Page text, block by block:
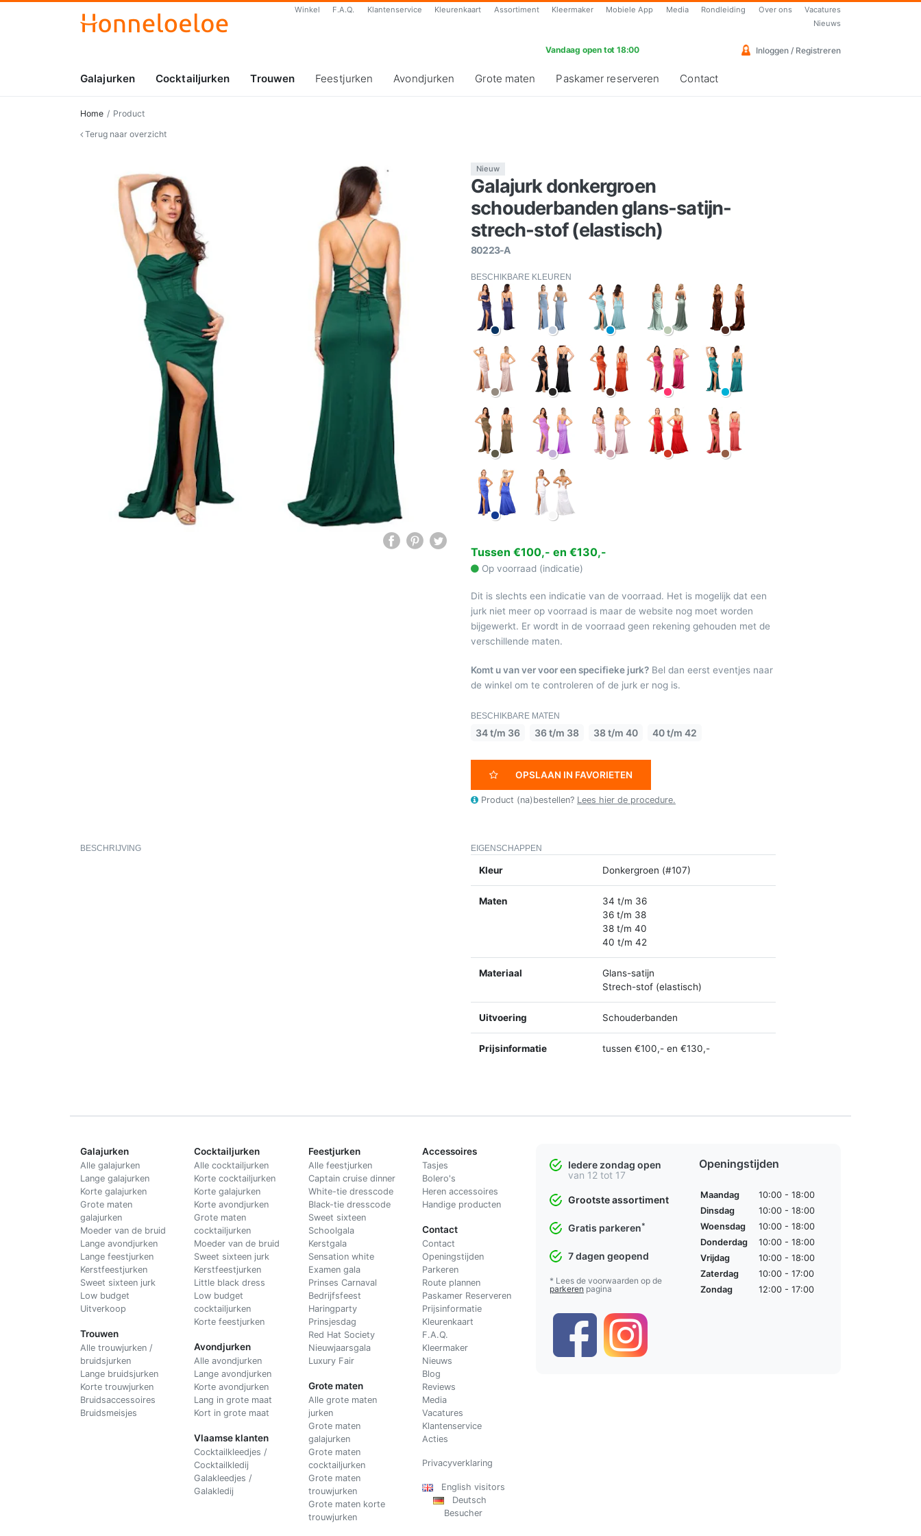
Winkel F.A.Q. Klantenservice Kleurenkaart Assortiment Kleermaker Mobiele App Media Rondleiding Over ons
Vacatures
Nieuws
Vandaag open tot 18:00 Inloggen / Registreren
Galajurken Cocktailjurken Trouwen Feestjurken Avondjurken Grote maten Paskamer reserveren Contact
Home
Product
Terug naar overzicht
Nieuw
Galajurk donkergroen
schouderbanden glans-satijn-
strech-stof (elastisch)
80223-A
BESCHIKBARE KLEUREN
Tussen €100,- en €130,-
Op voorraad (indicatie)
Dit is slechts een indicatie van de voorraad. Het is mogelijk dat een
jurk niet meer op voorraad is maar de website nog moet worden
bijgewerkt. Er wordt in de voorraad geen rekening gehouden met de
verschillende maten.
Komt u van ver voor een specifieke jurk? Bel dan eerst eventjes naar
de winkel om te controleren of de jurk er nog is.
BESCHIKBARE MATEN
34 t/m 36 36 t/m 38 38 t/m 40 40 t/m 42
OPSLAAN IN FAVORIETEN
Product (na)bestellen? Lees hier de procedure.
BESCHRIJVING EIGENSCHAPPEN
Kleur Donkergroen (#107)
Maten
34 t/m 36
36 t/m 38
38 t/m 40
40 t/m 42
Materiaal
Glans-satijn
Strech-stof (elastisch)
Uitvoering Schouderbanden
Prijsinformatie tussen €100,- en €130,-
Galajurken
Alle galajurken
Lange galajurken
Korte galajurken
Grote maten
galajurken
Moeder van de bruid
Lange avondjurken
Lange feestjurken
Kerstfeestjurken
Sweet sixteen jurk
Low budget
Uitverkoop
Trouwen
Alle trouwjurken /
bruidsjurken
Lange bruidsjurken
Korte trouwjurken
Bruidsaccessoires
Bruidsmeisjes
Cocktailjurken
Alle cocktailjurken
Korte cocktailjurken
Korte galajurken
Korte avondjurken
Grote maten
cocktailjurken
Moeder van de bruid
Sweet sixteen jurk
Kerstfeestjurken
Little black dress
Low budget
cocktailjurken
Korte feestjurken
Avondjurken
Alle avondjurken
Lange avondjurken
Korte avondjurken
Lang in grote maat
Kort in grote maat
Vlaamse klanten
Cocktailkleedjes /
Cocktailkledij
Galakleedjes /
Galakledij
Feestjurken
Alle feestjurken
Captain cruise dinner
White-tie dresscode
Black-tie dresscode
Sweet sixteen
Schoolgala
Kerstgala
Sensation white
Examen gala
Prinses Carnaval
Bedrijfsfeest
Haringparty
Prinsjesdag
Red Hat Society
Nieuwjaarsgala
Luxury Fair
Grote maten
Alle grote maten
jurken
Grote maten
galajurken
Grote maten
cocktailjurken
Grote maten
trouwjurken
Grote maten korte
trouwjurken
Accessoires
Tasjes
Bolero's
Heren accessoires
Handige producten
Contact
Contact
Openingstijden
Parkeren
Route plannen
Paskamer Reserveren
Prijsinformatie
Kleurenkaart
F.A.Q.
Kleermaker
Nieuws
Blog
Reviews
Media
Vacatures
Klantenservice
Acties
Privacyverklaring
English visitors
Deutsch
Besucher
Iedere zondag open
van 12 tot 17
Grootste assortiment
Gratis parkeren*
7 dagen geopend
* Lees de voorwaarden op de
parkeren pagina
Openingstijden
Maandag
10:00 - 18:00
Dinsdag
10:00 - 18:00
Woensdag
10:00 - 18:00
Donderdag
10:00 - 18:00
Vrijdag
10:00 - 18:00
Zaterdag
10:00 - 17:00
Zondag
12:00 - 17:00